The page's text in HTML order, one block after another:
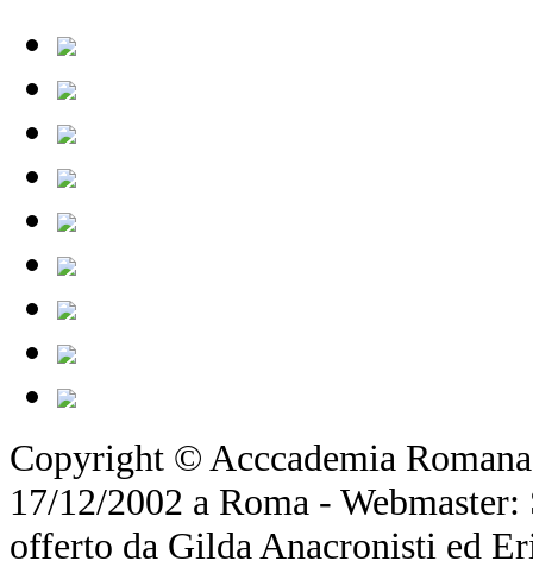
Copyright © Acccademia
17/12/2002 a Roma -
offerto da Gilda Anacronisti ed